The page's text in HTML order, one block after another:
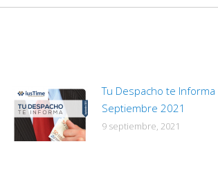
Tu Despacho te Informa
Septiembre 2021
9 septiembre, 2021